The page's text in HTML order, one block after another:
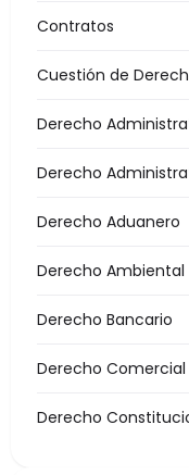
Contratos
Cuestión de
Derecho
Derecho
Derecho Aduanero
Derecho Ambiental
Derecho Bancario
Derecho Comercial
Derecho